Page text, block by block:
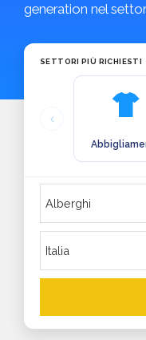
generation nel
SETTORI PIÙ RICHIESTI